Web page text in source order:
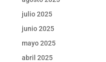
julio 2025
junio 2025
mayo 2025
abril 2025